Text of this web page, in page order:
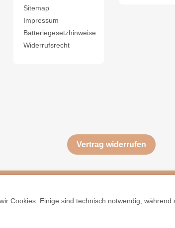
Sitemap
Impressum
Batteriegesetzhinweise
Widerrufsrecht
Vertrag widerrufen
Cookies. Einige sind technisch notwendig, während